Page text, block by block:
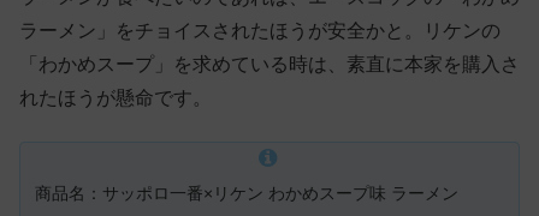
ラーメン」をチョイスされたほうが安全かと。リケンの
「わかめスープ」を求めている時は、素直に本家を購入さ
れたほうが懸命です。
商品名：サッポロ一番×リケン わかめスープ味 ラーメン